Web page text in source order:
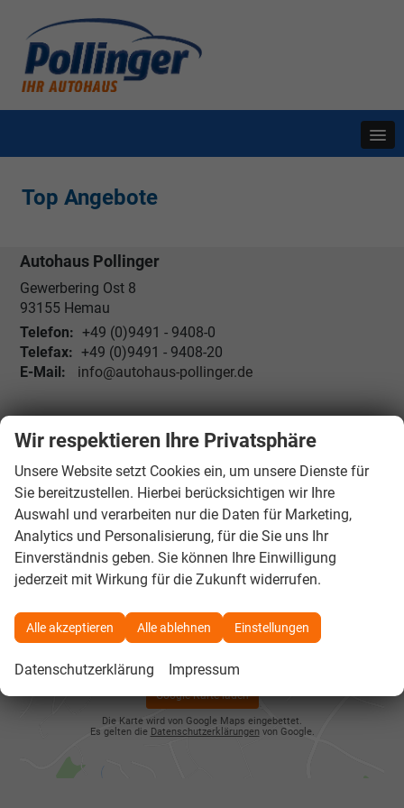
Top Angebote
Autohaus Pollinger
Gewerbering Ost 8
93155 Hemau
Telefon: +49 (0)9491 - 9408-0
Telefax: +49 (0)9491 - 9408-20
E-Mail:
info@autohaus-pollinger.de
Montag bis Freitag 08.00 -17:00 Uhr
Folgen Sie uns
Google Maps
Google Karte laden
Die Karte wird von Google Maps eingebettet.
Es gelten die Datenschutzerklärungen von Google.
Wir respektieren Ihre Privatsphäre
Unsere Website setzt Cookies ein, um unsere Dienste für
Sie bereitzustellen. Hierbei berücksichtigen wir Ihre
Auswahl und verarbeiten nur die Daten für Marketing,
Analytics und Personalisierung, für die Sie uns Ihr
Einverständnis geben. Sie können Ihre Einwilligung
jederzeit mit Wirkung für die Zukunft widerrufen.
Alle akzeptieren Alle ablehnen Einstellungen
Datenschutzerklärung Impressum